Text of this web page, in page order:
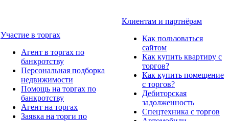
Участие в торгах
Агент в торгах по
банкротству
Персональная подборка
недвижимости
Помощь на торгах по
банкротству
Агент на торгах
Заявка на торги по
Клиентам и партнёрам
Как пользоваться
сайтом
Как купить квартиру с
торгов?
Как купить помещение
с торгов?
Дебиторская
задолженность
Спецтехника с торгов